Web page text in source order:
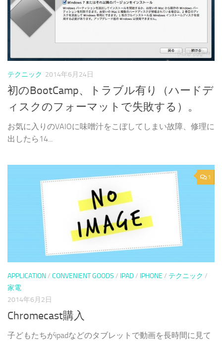
テクニック 2014年6月24日
初のBootCamp、トラブル有り（ハードデ
ィスクのフォーマットで失敗する）。
お気に入りのVAIOに味噌汁をこぼしてしまい故障、修理に
出したら14...
1
APPLICATION/ CONVENIENT GOODS / IPAD/ IPHONE / テクニック /
家電
2014年6月2日
Chromecast購入
子どもたちがipadなどのタブレットで動画を長時間に見て